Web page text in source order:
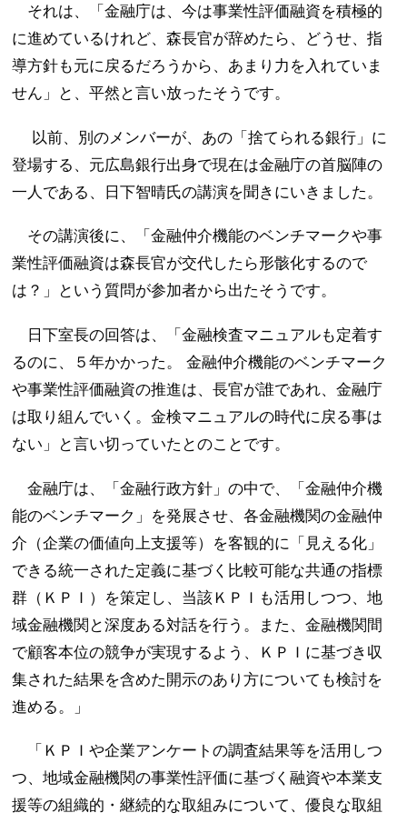
それは、「金融庁は、今は事業性評価融資を積極的
に進めているけれど、森長官が辞めたら、どうせ、指
導方針も元に戻るだろうから、あまり力を入れていま
せん」と、平然と言い放ったそうです。
以前、別のメンバーが、あの「捨てられる銀行」に
登場する、元広島銀行出身で現在は金融庁の首脳陣の
一人である、日下智晴氏の講演を聞きにいきました。
その講演後に、「金融仲介機能のベンチマークや事
業性評価融資は森長官が交代したら形骸化するので
は？」という質問が参加者から出たそうです。
日下室長の回答は、「金融検査マニュアルも定着す
るのに、５年かかった。 金融仲介機能のベンチマーク
や事業性評価融資の推進は、長官が誰であれ、金融庁
は取り組んでいく。金検マニュアルの時代に戻る事は
ない」と言い切っていたとのことです。
金融庁は、「金融行政方針」の中で、「金融仲介機
能のベンチマーク」を発展させ、各金融機関の金融仲
介（企業の価値向上支援等）を客観的に「見える化」
できる統一された定義に基づく比較可能な共通の指標
群（ＫＰＩ）を策定し、当該ＫＰＩも活用しつつ、地
域金融機関と深度ある対話を行う。また、金融機関間
で顧客本位の競争が実現するよう、ＫＰＩに基づき収
集された結果を含めた開示のあり方についても検討を
進める。」
「ＫＰＩや企業アンケートの調査結果等を活用しつ
つ、地域金融機関の事業性評価に基づく融資や本業支
援等の組織的・継続的な取組みについて、優良な取組